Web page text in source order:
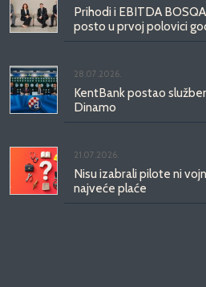
Prihodi i EBITDA
posto u prvoj polovici
28.07.2026.
KentBank postao
Dinamo
21.07.2026.
Nisu izabrali pilote ni
najveće plaće